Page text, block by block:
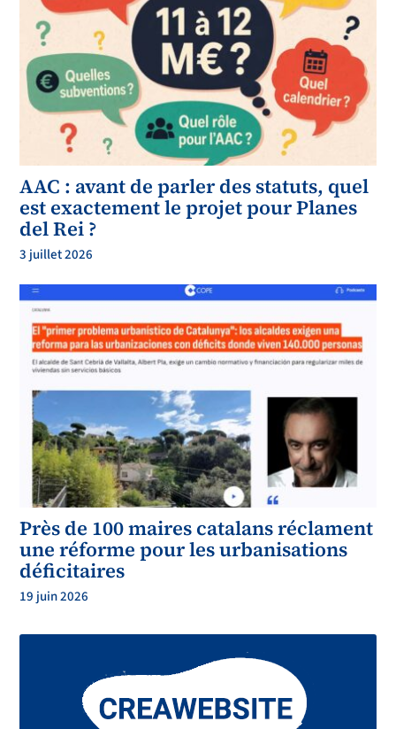
AAC : avant de parler des statuts, quel
est exactement le projet pour Planes
del Rei ?
3 juillet 2026
Près de 100 maires catalans réclament
une réforme pour les urbanisations
déficitaires
19 juin 2026